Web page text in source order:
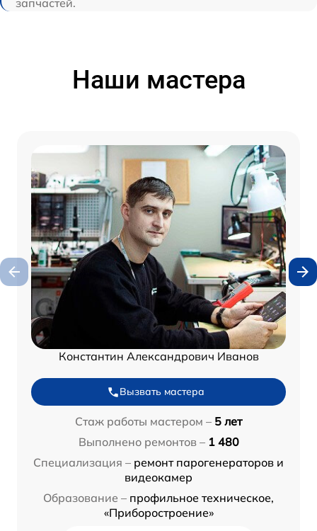
запчастей.
Наши мастера
Константин Александрович Иванов
Вызвать мастера
Стаж работы мастером – 5 лет
Выполнено ремонтов – 1 480
Специализация – ремонт парогенераторов и
видеокамер
Образование – профильное техническое,
«Приборостроение»